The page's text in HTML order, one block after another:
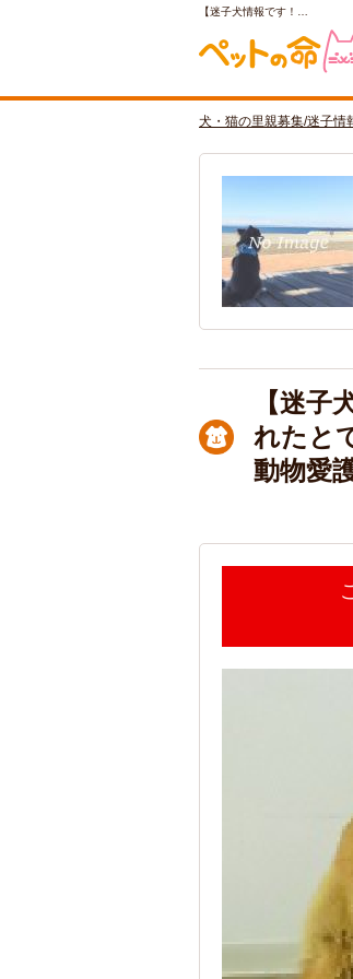
【迷子犬情報です！…
犬・猫の里親募集/迷子情
【迷子
れたと
動物愛